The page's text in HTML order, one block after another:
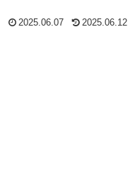
2025.06.07 2025.06.12